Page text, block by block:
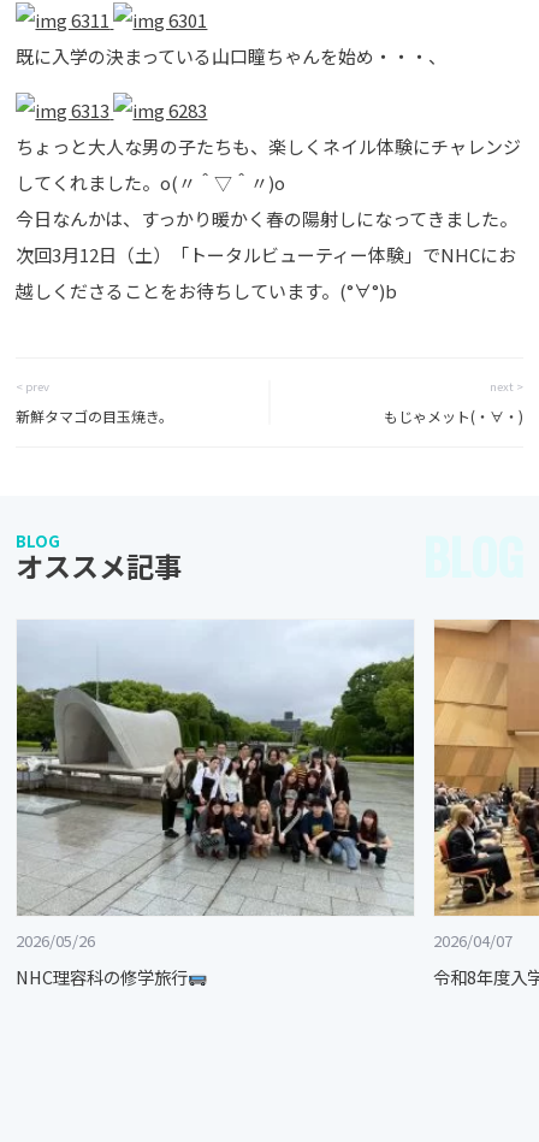
既に入学の決まっている山口瞳ちゃんを始め・・・、
ちょっと大人な男の子たちも、楽しくネイル体験にチャレンジ
してくれました。o(〃＾▽＾〃)o
今日なんかは、すっかり暖かく春の陽射しになってきました。
次回3月12日（土）「トータルビューティー体験」でNHCにお
越しくださることをお待ちしています。(°∀°)b
< prev
新鮮タマゴの目玉焼き。
next >
もじゃメット(・∀・)
BLOG
オススメ記事
2026/05/26
NHC理容科の修学旅行
2026/04/07
令和8年度入